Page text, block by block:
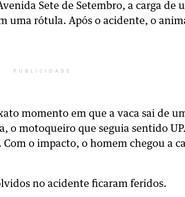
Sete de Setembro, a carga de
uma rótula. Após o acidente, o
PUBLICIDADE
momento em que a vaca sai de
o motoqueiro que seguia sentido
o impacto, o homem chegou a
no acidente ficaram feridos.